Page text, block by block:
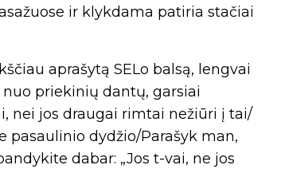
ir klykdama patiria stačiai
aprašytą SELo balsą, lengvai
priekinių dantų, garsiai
nei jos draugai rimtai nežiūri į tai/
pasaulinio dydžio/Parašyk man,
dabar: „Jos t-vai, ne jos